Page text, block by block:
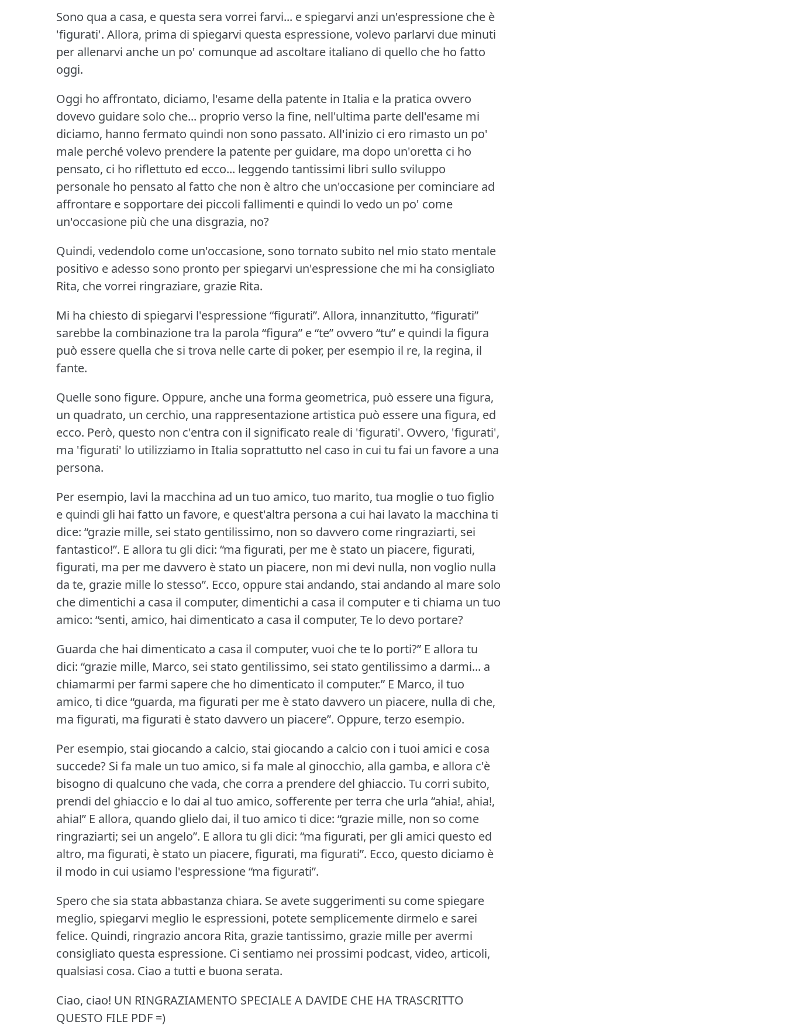
Sono qua a casa, e questa sera vorrei farvi... e spiegarvi anzi un'espressione che è
'figurati'. Allora, prima di spiegarvi questa espressione, volevo parlarvi due minuti
per allenarvi anche un po' comunque ad ascoltare italiano di quello che ho fatto
oggi.
Oggi ho affrontato, diciamo, l'esame della patente in Italia e la pratica ovvero
dovevo guidare solo che... proprio verso la fine, nell'ultima parte dell'esame mi
diciamo, hanno fermato quindi non sono passato. All'inizio ci ero rimasto un po'
male perché volevo prendere la patente per guidare, ma dopo un'oretta ci ho
pensato, ci ho riflettuto ed ecco... leggendo tantissimi libri sullo sviluppo
personale ho pensato al fatto che non è altro che un'occasione per cominciare ad
affrontare e sopportare dei piccoli fallimenti e quindi lo vedo un po' come
un'occasione più che una disgrazia, no?
Quindi, vedendolo come un'occasione, sono tornato subito nel mio stato mentale
positivo e adesso sono pronto per spiegarvi un'espressione che mi ha consigliato
Rita, che vorrei ringraziare, grazie Rita.
Mi ha chiesto di spiegarvi l'espressione “figurati”. Allora, innanzitutto, “figurati”
sarebbe la combinazione tra la parola “figura” e “te” ovvero “tu” e quindi la figura
può essere quella che si trova nelle carte di poker, per esempio il re, la regina, il
fante.
Quelle sono figure. Oppure, anche una forma geometrica, può essere una figura,
un quadrato, un cerchio, una rappresentazione artistica può essere una figura, ed
ecco. Però, questo non c'entra con il significato reale di 'figurati'. Ovvero, 'figurati',
ma 'figurati' lo utilizziamo in Italia soprattutto nel caso in cui tu fai un favore a una
persona.
Per esempio, lavi la macchina ad un tuo amico, tuo marito, tua moglie o tuo figlio
e quindi gli hai fatto un favore, e quest'altra persona a cui hai lavato la macchina ti
dice: “grazie mille, sei stato gentilissimo, non so davvero come ringraziarti, sei
fantastico!”. E allora tu gli dici: “ma figurati, per me è stato un piacere, figurati,
figurati, ma per me davvero è stato un piacere, non mi devi nulla, non voglio nulla
da te, grazie mille lo stesso”. Ecco, oppure stai andando, stai andando al mare solo
che dimentichi a casa il computer, dimentichi a casa il computer e ti chiama un tuo
amico: “senti, amico, hai dimenticato a casa il computer, Te lo devo portare?
Guarda che hai dimenticato a casa il computer, vuoi che te lo porti?” E allora tu
dici: “grazie mille, Marco, sei stato gentilissimo, sei stato gentilissimo a darmi... a
chiamarmi per farmi sapere che ho dimenticato il computer.” E Marco, il tuo
amico, ti dice “guarda, ma figurati per me è stato davvero un piacere, nulla di che,
ma figurati, ma figurati è stato davvero un piacere”. Oppure, terzo esempio.
Per esempio, stai giocando a calcio, stai giocando a calcio con i tuoi amici e cosa
succede? Si fa male un tuo amico, si fa male al ginocchio, alla gamba, e allora c'è
bisogno di qualcuno che vada, che corra a prendere del ghiaccio. Tu corri subito,
prendi del ghiaccio e lo dai al tuo amico, sofferente per terra che urla “ahia!, ahia!,
ahia!” E allora, quando glielo dai, il tuo amico ti dice: “grazie mille, non so come
ringraziarti; sei un angelo”. E allora tu gli dici: “ma figurati, per gli amici questo ed
altro, ma figurati, è stato un piacere, figurati, ma figurati”. Ecco, questo diciamo è
il modo in cui usiamo l'espressione “ma figurati”.
Spero che sia stata abbastanza chiara. Se avete suggerimenti su come spiegare
meglio, spiegarvi meglio le espressioni, potete semplicemente dirmelo e sarei
felice. Quindi, ringrazio ancora Rita, grazie tantissimo, grazie mille per avermi
consigliato questa espressione. Ci sentiamo nei prossimi podcast, video, articoli,
qualsiasi cosa. Ciao a tutti e buona serata.
Ciao, ciao! UN RINGRAZIAMENTO SPECIALE A DAVIDE CHE HA TRASCRITTO
QUESTO FILE PDF =)